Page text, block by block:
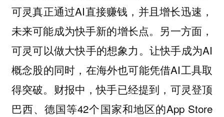
可灵真正通过AI直接赚钱，并且增长迅速，
未来可能成为快手新的增长点。另一方面，
可灵可以做大快手的想象力。让快手成为AI
概念股的同时，在海外也可能凭借AI工具取
得突破。财报中，快手已经提到，可灵登顶
巴西、德国等42个国家和地区的App Store